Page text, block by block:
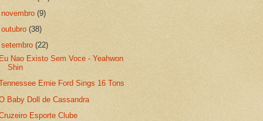
novembro(9)
outubro(38)
setembro(22)
Nao Existo Sem Voce - Yeahwon
Shin
Ernie Ford Sings 16 Tons
Baby Doll de Cassandra
Esporte Clube